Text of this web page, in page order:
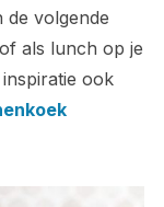
de volgende
als lunch op je
ook